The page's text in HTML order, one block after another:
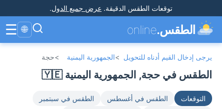
توقعات الطقس الدقيقة. عرض جميع الدول.
الطقس.online
🌐
☰
يرجى إدخال القيم أدناه للتحويل >الجمهورية اليمنية >حجة
الطقس في حجة, الجمهورية اليمنية 🇾🇪
التوقعات الطقس في أغسطس
الطقس في سبتمبر